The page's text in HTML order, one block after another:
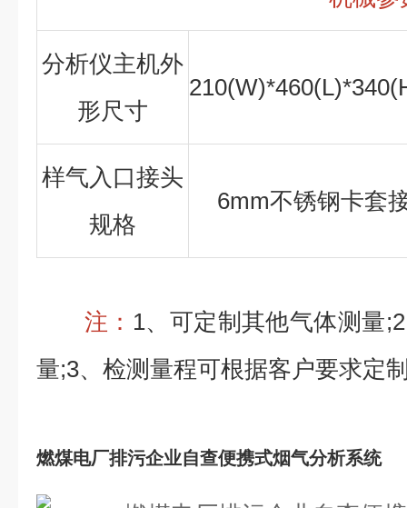
分析仪主机外
形尺寸
样气入口接头
规格
6mm不锈钢卡套
注： 1、可定制其他气体测量
量;3、检测量程可根据客户要求定
燃煤电厂排污企业自查便携式烟气分析系统